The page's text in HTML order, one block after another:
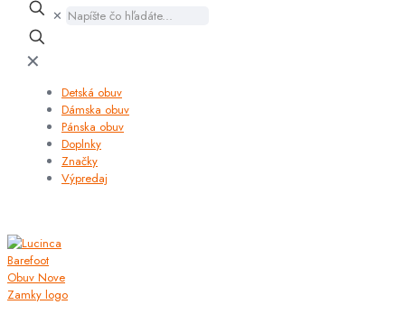
✕
✕
Detská obuv
Dámska obuv
Pánska obuv
Doplnky
Značky
Výpredaj